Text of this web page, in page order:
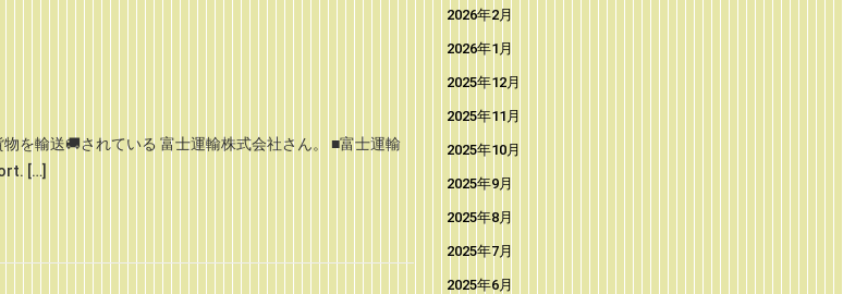
を輸送🚚されている 富士運輸株式会社さん。 ■富士運輸
[…]
2026年2月
2026年1月
2025年12月
2025年11月
2025年10月
2025年9月
2025年8月
2025年7月
2025年6月